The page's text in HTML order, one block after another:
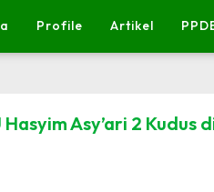
Profile Artikel
Asy’ari 2 Kudus di